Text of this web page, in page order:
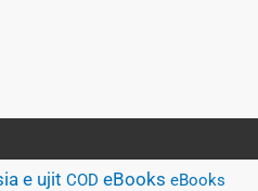
e ujit COD eBooks eBooks